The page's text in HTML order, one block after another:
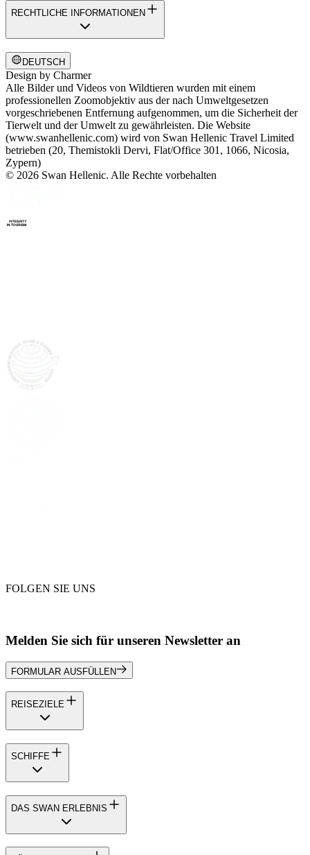
RECHTLICHE INFORMATIONEN
DEUTSCH
Design by Charmer
Alle Bilder und Videos von Wildtieren wurden mit einem
professionellen Zoomobjektiv aus der nach Umweltgesetzen
vorgeschriebenen Entfernung aufgenommen, um die Sicherheit der
Tierwelt und der Umwelt zu gewährleisten. Die Website
(www.swanhellenic.com) wird von Swan Hellenic Travel Limited
betrieben (20, Themistokli Dervi, Flat/Office 301, 1066, Nicosia,
Zypern)
© 2026 Swan Hellenic. Alle Rechte vorbehalten
FOLGEN SIE UNS
Melden Sie sich für unseren Newsletter an
FORMULAR AUSFÜLLEN
REISEZIELE
SCHIFFE
DAS SWAN ERLEBNIS